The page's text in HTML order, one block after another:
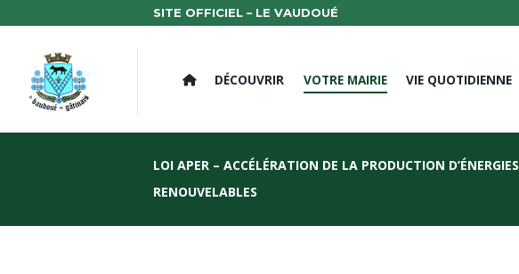
SITE OFFICIEL – LE VAUDOUÉ
DÉCOUVRIR VOTRE MAIRIE VIE QUOTIDIENNE
LOI APER – ACCÉLÉRATION DE LA PRODUCTION D’ÉNERGIES
RENOUVELABLES